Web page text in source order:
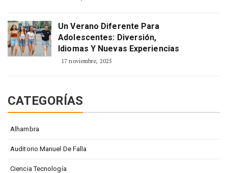
Un Verano Diferente Para
Adolescentes: Diversión,
Idiomas Y Nuevas Experiencias
17 noviembre, 2025
CATEGORÍAS
Alhambra
Auditorio Manuel De Falla
Ciencia Tecnología